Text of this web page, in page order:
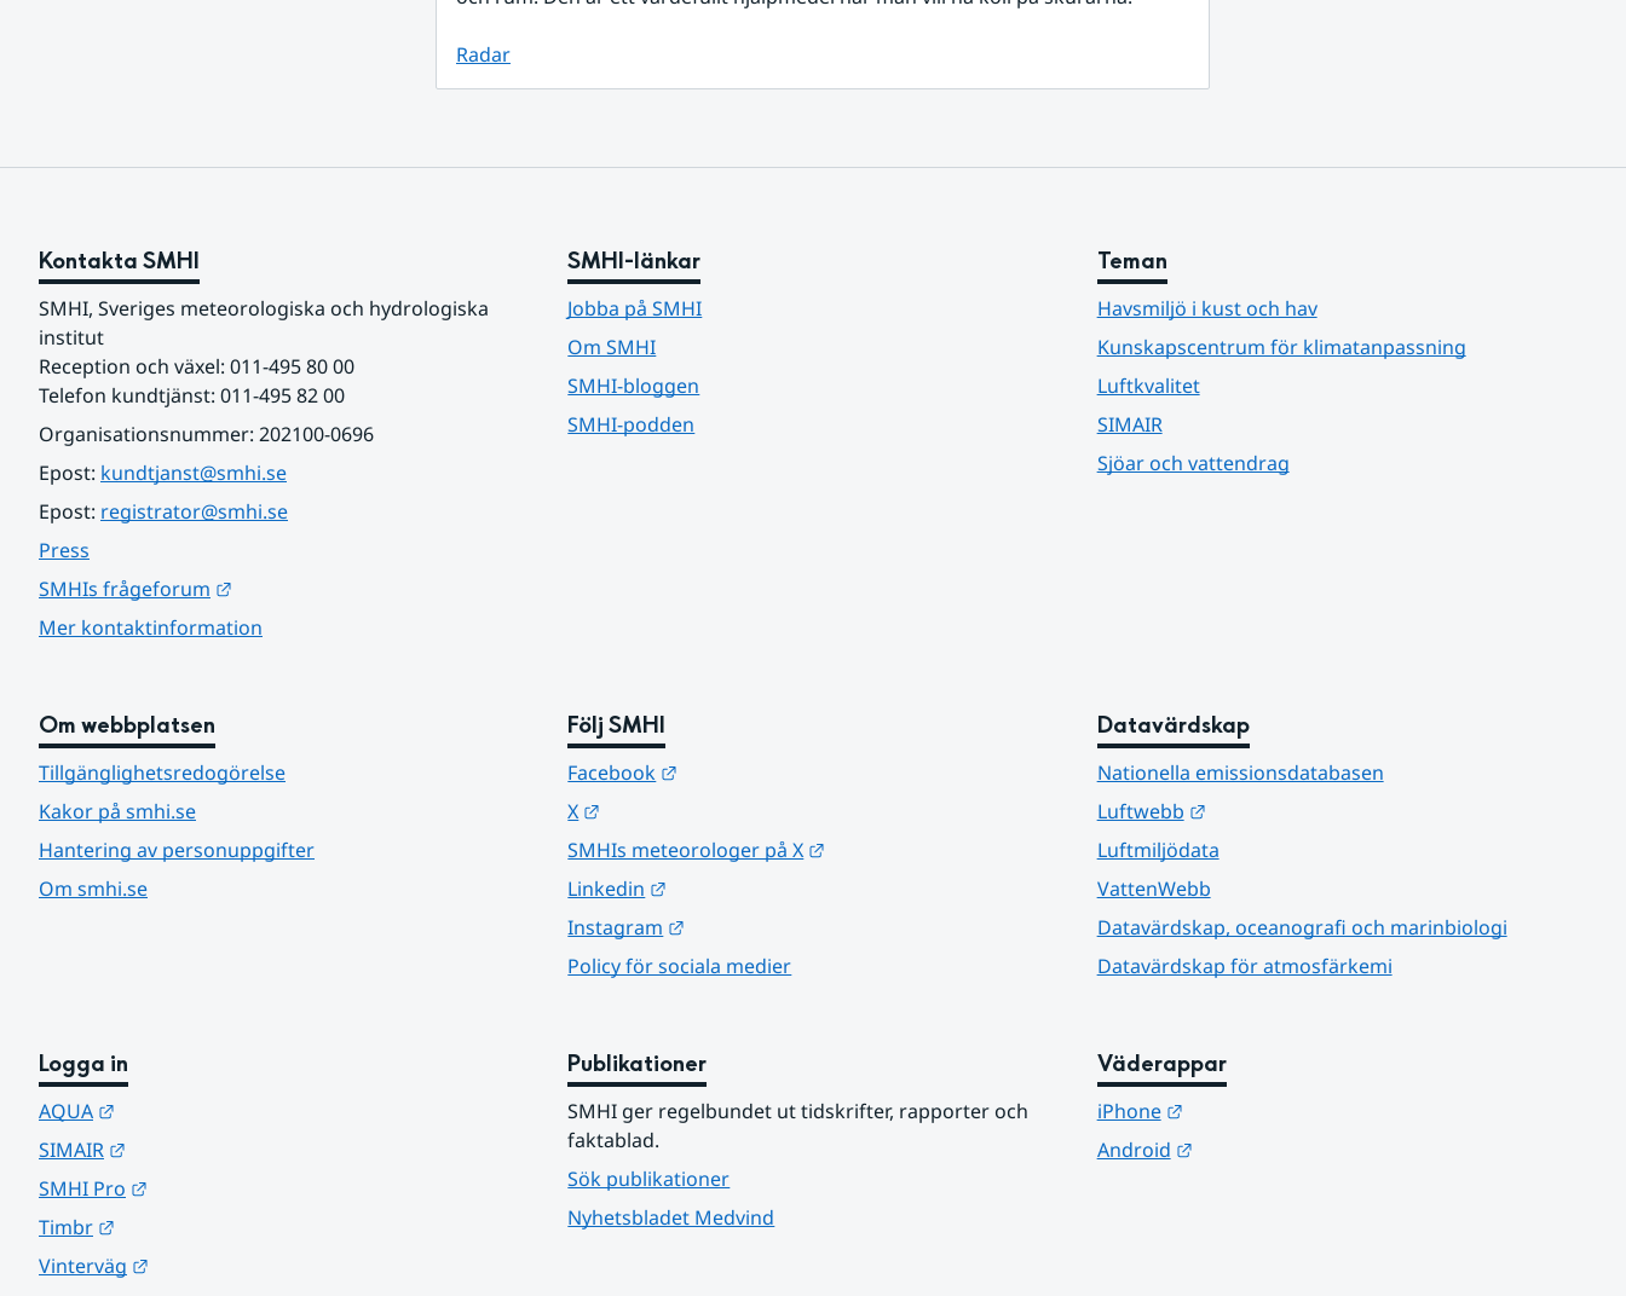
Radar
Kontakta SMHI
SMHI, Sveriges meteorologiska och hydrologiska
institut
Reception och växel: 011-495 80 00
Telefon kundtjänst: 011-495 82 00
Organisationsnummer: 202100-0696
Epost: kundtjanst@smhi.se
Epost: registrator@smhi.se
Press
SMHIs frågeforum
Mer kontaktinformation
SMHI-länkar
Jobba på SMHI
Om SMHI
SMHI-bloggen
SMHI-podden
Teman
Havsmiljö i kust och hav
Kunskapscentrum för klimatanpassning
Luftkvalitet
SIMAIR
Sjöar och vattendrag
Om webbplatsen
Tillgänglighetsredogörelse
Kakor på smhi.se
Hantering av personuppgifter
Om smhi.se
Följ SMHI
Facebook
X
SMHIs meteorologer på X
Linkedin
Instagram
Policy för sociala medier
Datavärdskap
Nationella emissionsdatabasen
Luftwebb
Länk till annan webbplats.
Luftmiljödata
VattenWebb
Datavärdskap, oceanografi och marinbiologi
Datavärdskap för atmosfärkemi
Logga in
AQUA
SIMAIR
SMHI Pro
Timbr
Vinterväg
Publikationer
SMHI ger regelbundet ut tidskrifter, rapporter och
faktablad.
Sök publikationer
Nyhetsbladet Medvind
Väderappar
iPhone
Länk till annan webbplats.
Android
Länk till annan webbplats.